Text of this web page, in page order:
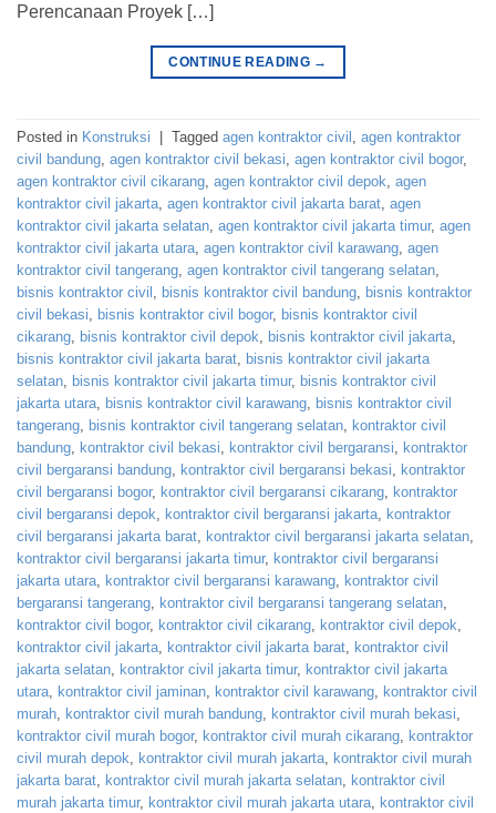
Perencanaan Proyek […]
CONTINUE READING →
Posted in Konstruksi Tagged agen kontraktor civil , agen kontraktor
civil bandung, agen kontraktor civil bekasi, agen kontraktor civil bogor,
agen kontraktor civil cikarang, agen kontraktor civil depok, agen
kontraktor civil jakarta, agen kontraktor civil jakarta barat, agen
kontraktor civil jakarta selatan, agen kontraktor civil jakarta timur, agen
kontraktor civil jakarta utara, agen kontraktor civil karawang, agen
kontraktor civil tangerang, agen kontraktor civil tangerang selatan,
bisnis kontraktor civil , bisnis kontraktor civil bandung, bisnis kontraktor
civil bekasi, bisnis kontraktor civil bogor, bisnis kontraktor civil
cikarang, bisnis kontraktor civil depok, bisnis kontraktor civil jakarta,
bisnis kontraktor civil jakarta barat, bisnis kontraktor civil jakarta
selatan, bisnis kontraktor civil jakarta timur, bisnis kontraktor civil
jakarta utara, bisnis kontraktor civil karawang, bisnis kontraktor civil
tangerang, bisnis kontraktor civil tangerang selatan, kontraktor civil
bandung, kontraktor civil bekasi, kontraktor civil bergaransi, kontraktor
civil bergaransi bandung, kontraktor civil bergaransi bekasi, kontraktor
civil bergaransi bogor, kontraktor civil bergaransi cikarang, kontraktor
civil bergaransi depok, kontraktor civil bergaransi jakarta, kontraktor
civil bergaransi jakarta barat, kontraktor civil bergaransi jakarta selatan,
kontraktor civil bergaransi jakarta timur, kontraktor civil bergaransi
jakarta utara, kontraktor civil bergaransi karawang, kontraktor civil
bergaransi tangerang, kontraktor civil bergaransi tangerang selatan,
kontraktor civil bogor, kontraktor civil cikarang, kontraktor civil depok,
kontraktor civil jakarta, kontraktor civil jakarta barat, kontraktor civil
jakarta selatan, kontraktor civil jakarta timur, kontraktor civil jakarta
utara, kontraktor civil jaminan, kontraktor civil karawang, kontraktor civil
murah, kontraktor civil murah bandung, kontraktor civil murah bekasi,
kontraktor civil murah bogor, kontraktor civil murah cikarang, kontraktor
civil murah depok, kontraktor civil murah jakarta, kontraktor civil murah
jakarta barat, kontraktor civil murah jakarta selatan, kontraktor civil
murah jakarta timur, kontraktor civil murah jakarta utara, kontraktor civil